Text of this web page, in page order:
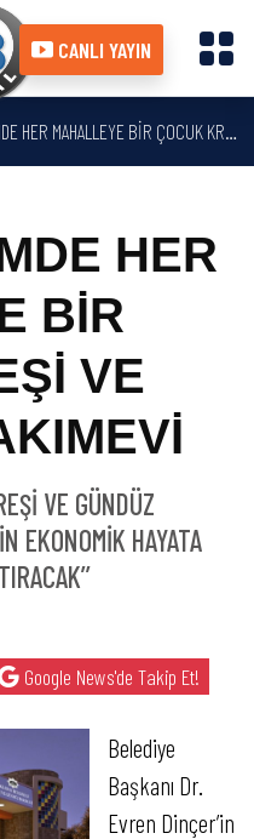
CANLI YAYIN
BİR ÇOCUK KREŞİ VE GÜNDÜZ BAKIMEVİ
HER
BİR
VE
VE GÜNDÜZ
EKONOMİK HAYATA
Google News'de Takip Et!
Belediye
Başkanı Dr.
Evren Dinçer’in